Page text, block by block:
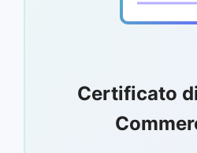
Certificato